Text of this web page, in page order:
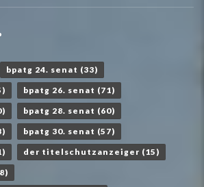
bpatg 24. senat (33)
bpatg 26. senat (71)
bpatg 28. senat (60)
bpatg 30. senat (57)
der titelschutzanzeiger (15)